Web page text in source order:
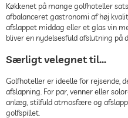
Køkkenet på mange golfhoteller
afbalanceret gastronomi af høj
afslappet middag eller et glas vin
bliver en nydelsesfuld afslutning på
Særligt velegnet til…
Golfhoteller er ideelle for rejsende,
afslapning. For par, venner eller
anlæg, stilfuld atmosfære og
golfspillet.